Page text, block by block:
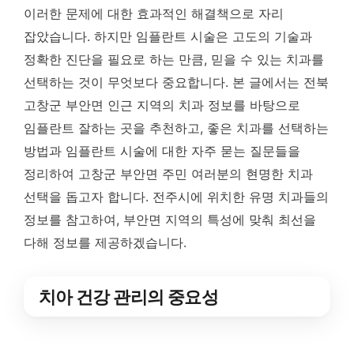
이러한 문제에 대한 효과적인 해결책으로 자리
잡았습니다. 하지만 임플란트 시술은 고도의 기술과
정확한 진단을 필요로 하는 만큼, 믿을 수 있는 치과를
선택하는 것이 무엇보다 중요합니다. 본 글에서는 전북
고창군 부안면 인근 지역의 치과 정보를 바탕으로
임플란트 잘하는 곳을 추천하고, 좋은 치과를 선택하는
방법과 임플란트 시술에 대한 자주 묻는 질문들을
정리하여 고창군 부안면 주민 여러분의 현명한 치과
선택을 돕고자 합니다. 전주시에 위치한 유명 치과들의
정보를 참고하여, 부안면 지역의 특성에 맞춰 최선을
다해 정보를 제공하겠습니다.
치아 건강 관리의 중요성